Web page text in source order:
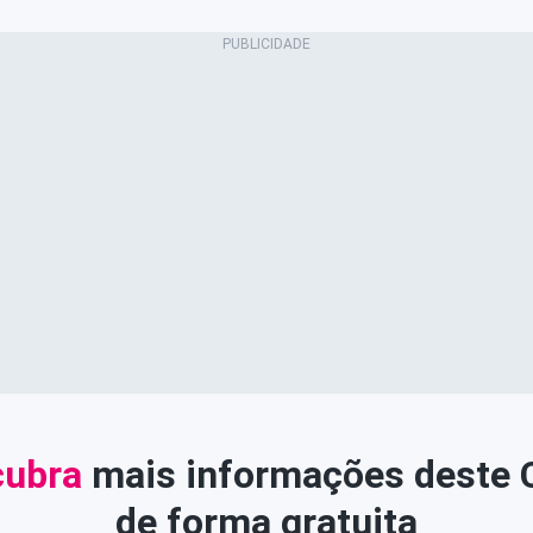
mais informações deste
de forma gratuita